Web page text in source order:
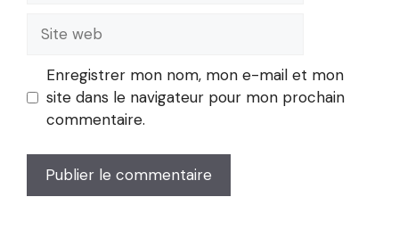
Site
web
Enregistrer mon nom, mon e-mail et mon
site dans le navigateur pour mon prochain
commentaire.